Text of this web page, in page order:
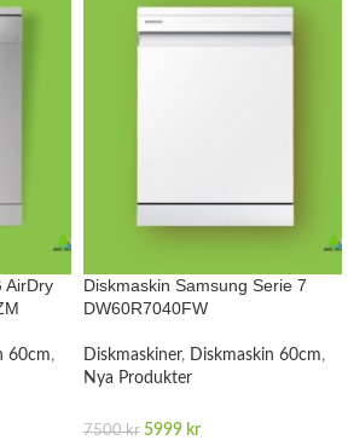
AirDry
60cm,
Diskmaskin Samsung Serie 7
DW60R7040FW
Diskmaskiner, Diskmaskin 60cm,
Nya Produkter
7500kr 5999 kr